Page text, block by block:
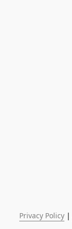
Privacy Policy |